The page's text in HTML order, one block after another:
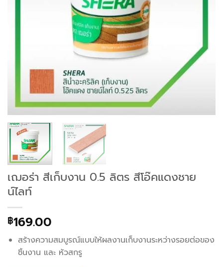
เฌอร่า สีเก็บงาน 0.5 ลิตร สีโอ๊คแดงชาย
น์ไลท์
฿169.00
สร้างความสมบูรณ์แบบให้ผลงานเก็บงานระหว่างรอยต่อของ
ชิ้นงาน และ หัวสกรู